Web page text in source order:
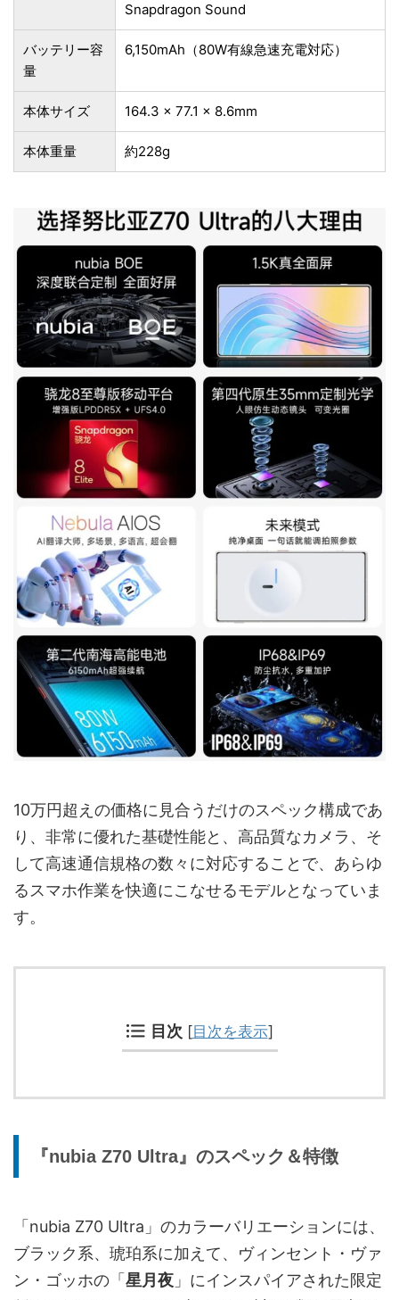
Snapdragon Sound
バッテリー容
量
6,150mAh（80W有線急速充電対応）
本体サイズ 164.3 x 77.1 x 8.6mm
本体重量 約228g
10万円超えの価格に見合うだけのスペック構成であ
り、非常に優れた基礎性能と、高品質なカメラ、そ
して高速通信規格の数々に対応することで、あらゆ
るスマホ作業を快適にこなせるモデルとなっていま
す。
目次 [目次を表示]
『nubia Z70 Ultra』のスペック＆特徴
「nubia Z70 Ultra」のカラーバリエーションには、
ブラック系、琥珀系に加えて、ヴィンセント・ヴァ
ン・ゴッホの「星月夜 」にインスパイアされた限定